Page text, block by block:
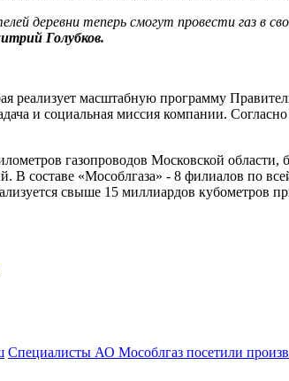
деревни теперь смогут провести газ в
Голубков.
реализует масштабную программу
и социальная миссия компании.
газопроводов Московской
«Мособлгаза» - 8 филиалов по
свыше 15 миллиардов кубометров
Специалисты АО Мособлгаз посетили